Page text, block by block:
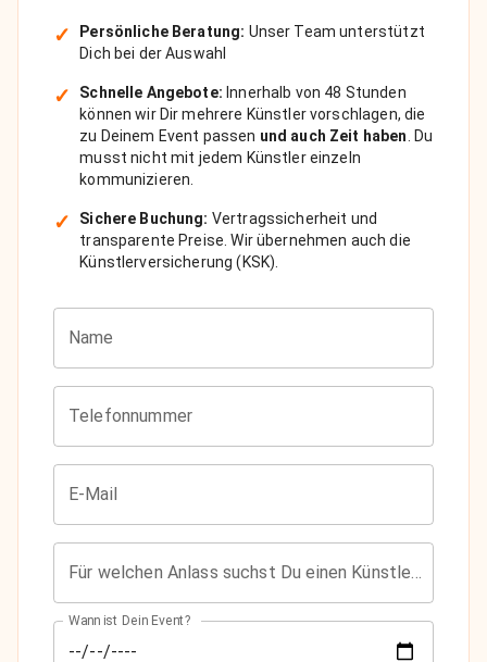
✓ Persönliche Beratung: Unser Team unterstützt
Dich bei der Auswahl
✓ Schnelle Angebote: Innerhalb von 48 Stunden
können wir Dir mehrere Künstler vorschlagen, die
zu Deinem Event passen und auch Zeit haben . Du
musst nicht mit jedem Künstler einzeln
kommunizieren.
✓ Sichere Buchung: Vertragssicherheit und
transparente Preise. Wir übernehmen auch die
Künstlerversicherung (KSK).
Name
Telefonnummer
E-Mail
Für welchen Anlass suchst Du einen Künstler?
Wann ist Dein Event?